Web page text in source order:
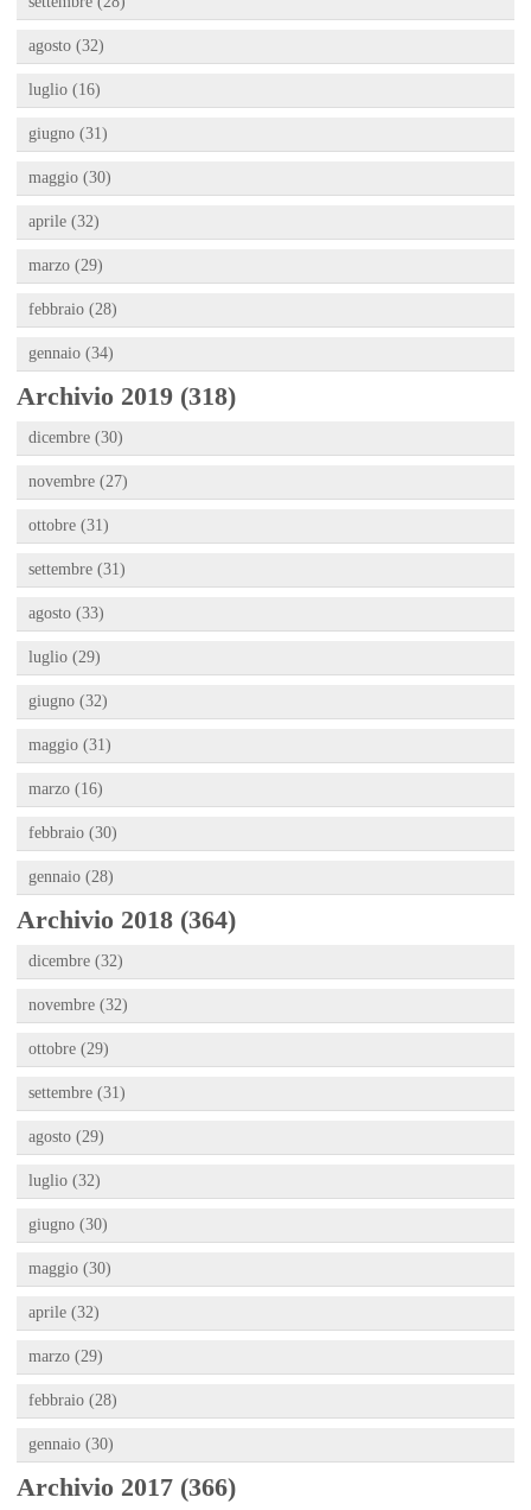
agosto (32)
luglio (16)
giugno (31)
maggio (30)
aprile (32)
marzo (29)
febbraio (28)
gennaio (34)
Archivio 2019 (318)
dicembre (30)
novembre (27)
ottobre (31)
settembre (31)
agosto (33)
luglio (29)
giugno (32)
maggio (31)
marzo (16)
febbraio (30)
gennaio (28)
Archivio 2018 (364)
dicembre (32)
novembre (32)
ottobre (29)
settembre (31)
agosto (29)
luglio (32)
giugno (30)
maggio (30)
aprile (32)
marzo (29)
febbraio (28)
gennaio (30)
Archivio 2017 (366)